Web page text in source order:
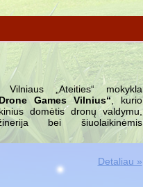
Vilniaus „Ateities“ mokykla
Games Vilnius“, kurio
domėtis dronų valdymu,
bei šiuolaikinėmis
Detaliau »